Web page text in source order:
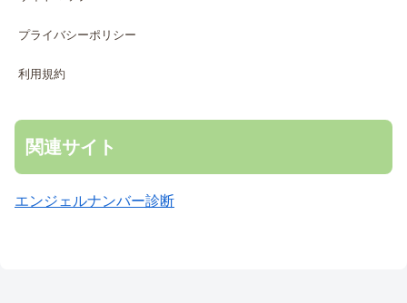
プライバシーポリシー
利用規約
関連サイト
エンジェルナンバー診断